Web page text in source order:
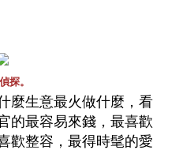
探。
麼生意最火做什麼，看
的最容易來錢，最喜歡
歡整容，最得時髦的愛